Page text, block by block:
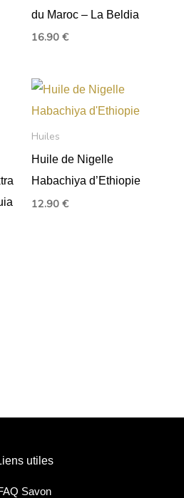
du Maroc – La Beldia
16.90 €
Huiles
Huile de Nigelle
Habachiya d’Ethiopie
12.90 €
utiles
Savon